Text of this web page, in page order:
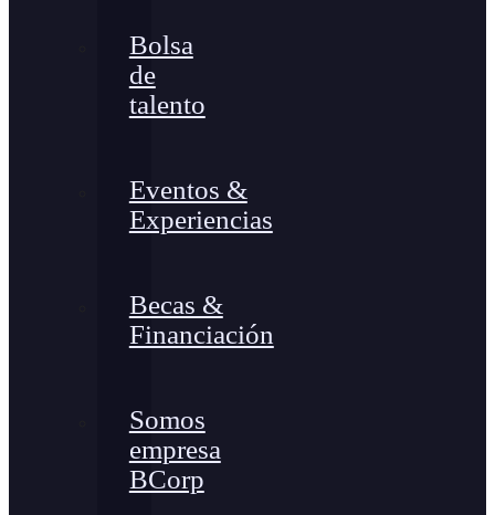
Bolsa
de
talento
Eventos &
Experiencias
Becas &
Financiación
Somos
empresa
BCorp